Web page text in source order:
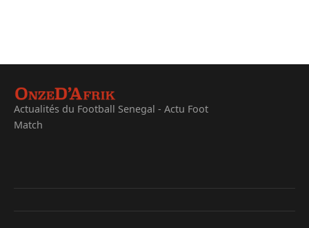
Actualités du Football Senegal - Actu Foot
Match